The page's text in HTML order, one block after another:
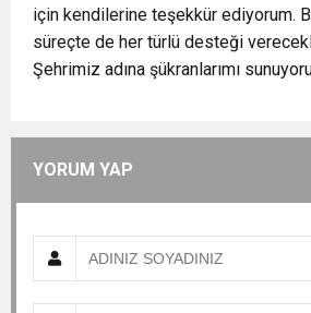
için kendilerine teşekkür ediyorum.
süreçte de her türlü desteği
Şehrimiz adına şükranlarımı
YORUM YAP